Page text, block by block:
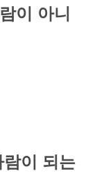
이 아니
이 되는